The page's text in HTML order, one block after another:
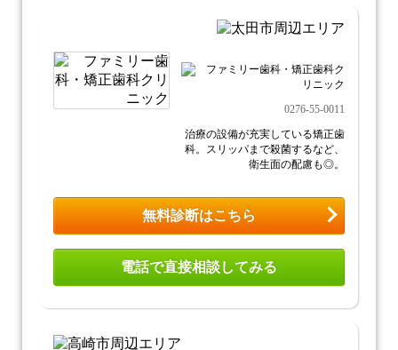
0276-55-0011
治療の設備が充実している矯正歯
科。スリッパまで殺菌するなど、
衛生面の配慮も◎。
無料診断はこちら
電話で直接相談してみる